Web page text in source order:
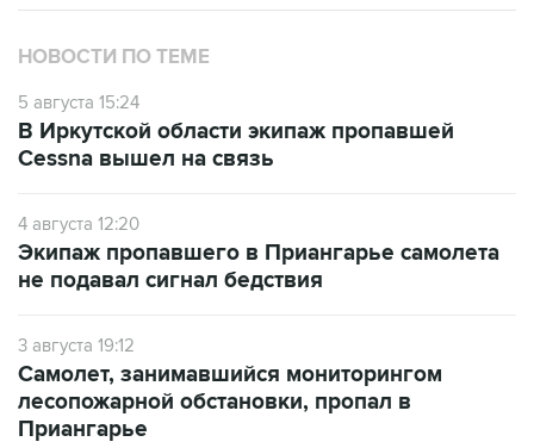
НОВОСТИ ПО ТЕМЕ
5 августа 15:24
В Иркутской области экипаж пропавшей
Cessna вышел на связь
4 августа 12:20
Экипаж пропавшего в Приангарье самолета
не подавал сигнал бедствия
3 августа 19:12
Самолет, занимавшийся мониторингом
лесопожарной обстановки, пропал в
Приангарье